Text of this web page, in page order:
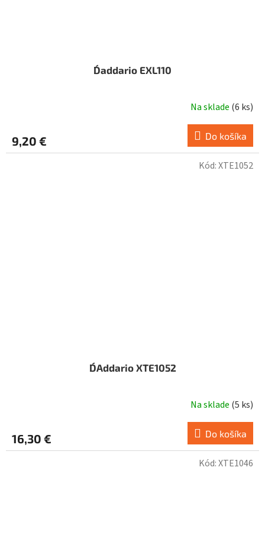
D´addario EXL110
Na sklade (6 ks)
9,20 € Do košíka
D´Addario XTE1052
Na sklade (5 ks)
16,30 € Do košíka
Kód:XTE1052
Kód:XTE1046